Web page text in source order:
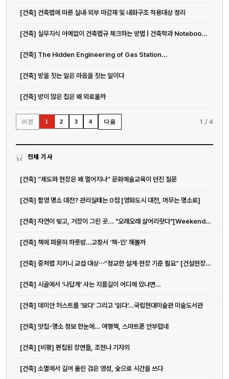
[건축] 건축법에 따른 실내·외부 마감재 및 내화구조 적용대상 정리
[건축] 실무지식 아예없이 건축법규 체크하는 방법 | 건축학과 Noteboo...
[건축] The Hidden Engineering of Gas Station...
[건축] 방을 짓는 일은 마음을 짓는 일이다
[건축] 방이 많은 집은 왜 외로울까
이전 1 2 3 4 다음 1 /4
전체 기사
[건축] “제도와 현장은 왜 멀어지나” 문화예술교육이 던진 질문
[건축] 촬영 명소 대전? 관리실태는 0점 [영화도시 대전, 머무는 명소로]
[건축] 자연이 빚고, 거장이 그린 곳... "오래오래 살어리랏다"[Weekend 레저]
[건축] 책에 파묻혀 하룻밤…고창서 ‘책-인’ 해볼까
[건축] 중처법 지키니 교섭 대상⋯“정교한 설계·현장 기준 필요” [건설현장...
[건축] 시골에서 ‘나답게’ 사는 지름길이 어디에 있냐면…
[건축] 데미안 허스트를 '보다' 그리고 '읽다'…국립현대미술관 미술도서관
[건축] 맛집-명소 정보 한눈에… 여행책, 스마트폰 안부럽네
[건축] [비평] 편집된 장면들, 조현나 기자의
[건축] 소멸에서 길어 올린 검은 영성, 숯으로 시간을 쓰다